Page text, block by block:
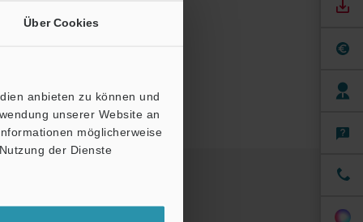
Über Cookies
anbieten zu können und
unserer Website an
möglicherweise
der Dienste